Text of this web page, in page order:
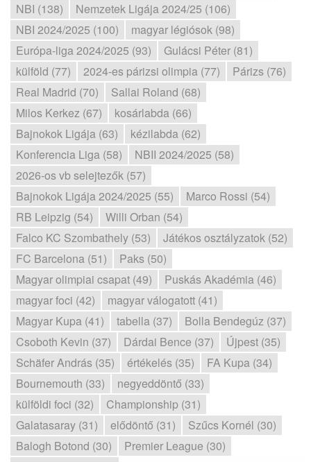
NBI (138)
Nemzetek Ligája 2024/25 (106)
NBI 2024/2025 (100)
magyar légiósok (98)
Európa-liga 2024/2025 (93)
Gulácsi Péter (81)
külföld (77)
2024-es párizsi olimpia (77)
Párizs (76)
Real Madrid (70)
Sallai Roland (68)
Milos Kerkez (67)
kosárlabda (66)
Bajnokok Ligája (63)
kézilabda (62)
Konferencia Liga (58)
NBII 2024/2025 (58)
2026-os vb selejtezők (57)
Bajnokok Ligája 2024/2025 (55)
Marco Rossi (54)
RB Leipzig (54)
Willi Orban (54)
Falco KC Szombathely (53)
Játékos osztályzatok (52)
FC Barcelona (51)
Paks (50)
Magyar olimpiai csapat (49)
Puskás Akadémia (46)
magyar foci (42)
magyar válogatott (41)
Magyar Kupa (41)
tabella (37)
Bolla Bendegúz (37)
Csoboth Kevin (37)
Dárdai Bence (37)
Újpest (35)
Schäfer András (35)
értékelés (35)
FA Kupa (34)
Bournemouth (33)
negyeddöntő (33)
külföldi foci (32)
Championship (31)
Galatasaray (31)
elődöntő (31)
Szűcs Kornél (30)
Balogh Botond (30)
Premier League (30)